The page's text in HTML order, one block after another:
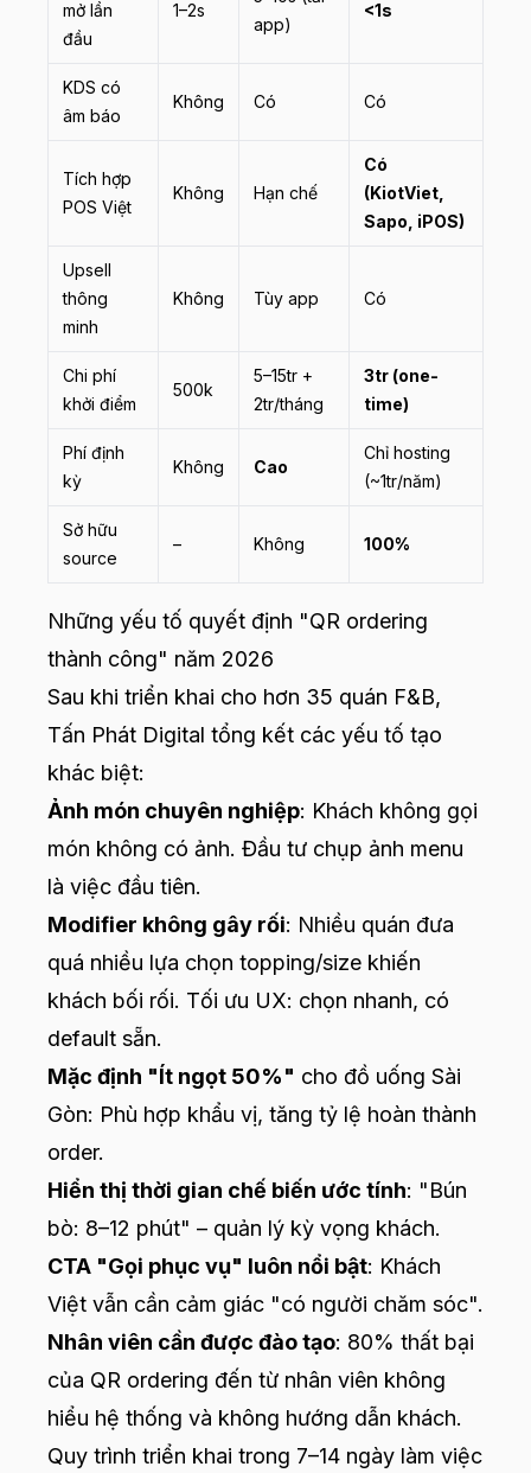
mở lần
đầu
1–2s
app)
<1s
KDS có
âm báo
Không Có Có
Tích hợp
POS Việt
Không Hạn chế
Có
(KiotViet,
Sapo, iPOS)
Upsell
thông
minh
Không Tùy app Có
Chi phí
khởi điểm
500k
5–15tr +
2tr/tháng
3tr (one-
time)
Phí định
kỳ
Không Cao
Chỉ hosting
(~1tr/năm)
Sở hữu
source
– Không 100%
Những yếu tố quyết định "QR ordering
thành công" năm 2026
Sau khi triển khai cho hơn 35 quán F&B,
Tấn Phát Digital tổng kết các yếu tố tạo
khác biệt:
Ảnh món chuyên nghiệp: Khách không gọi
món không có ảnh. Đầu tư chụp ảnh menu
là việc đầu tiên.
Modifier không gây rối: Nhiều quán đưa
quá nhiều lựa chọn topping/size khiến
khách bối rối. Tối ưu UX: chọn nhanh, có
default sẵn.
Mặc định "Ít ngọt 50%" cho đồ uống Sài
Gòn: Phù hợp khẩu vị, tăng tỷ lệ hoàn thành
order.
Hiển thị thời gian chế biến ước tính: "Bún
bò: 8–12 phút" – quản lý kỳ vọng khách.
CTA "Gọi phục vụ" luôn nổi bật: Khách
Việt vẫn cần cảm giác "có người chăm sóc".
Nhân viên cần được đào tạo: 80% thất bại
của QR ordering đến từ nhân viên không
hiểu hệ thống và không hướng dẫn khách.
Quy trình triển khai trong 7–14 ngày làm việc